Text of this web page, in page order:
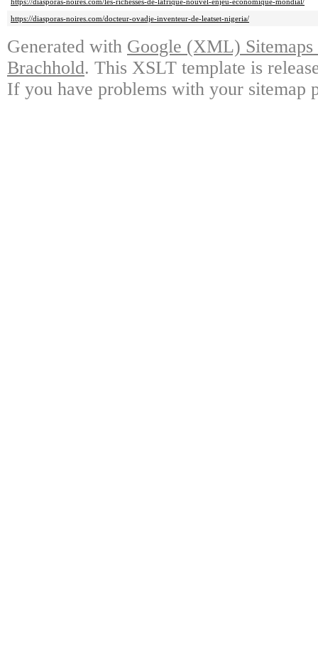
https://diasporas-noires.com/les-richesses-de-lafrique-nouvel-enjeu-economique-mondial/
https://diasporas-noires.com/docteur-ovadje-inventeur-de-leatset-nigeria/
Generated with Google (XML)
Brachhold. This XSLT template is
If you have problems with your sitemap